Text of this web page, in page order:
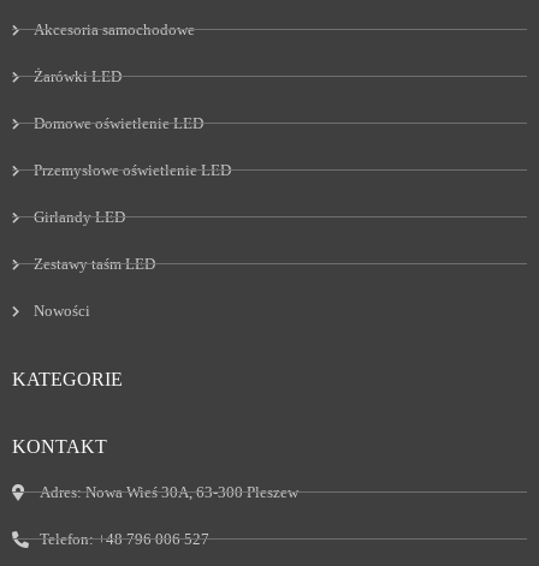
Akcesoria samochodowe
Żarówki LED
Domowe oświetlenie LED
Przemysłowe oświetlenie LED
Girlandy LED
Zestawy taśm LED
Nowości
KATEGORIE
KONTAKT
Adres:Nowa Wieś 30A, 63-300 Pleszew
Telefon:+48 796 006 527